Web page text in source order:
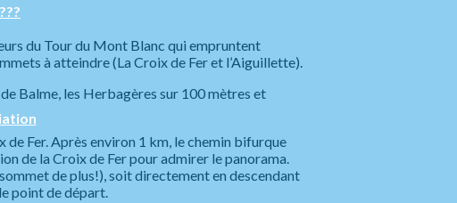
du Tour du Mont Blanc qui empruntent
à atteindre (La Croix de Fer et l’Aiguillette).
Balme, les Herbagères sur 100 mètres et
de Fer. Après environ 1 km, le chemin bifurque
de la Croix de Fer pour admirer le panorama.
de plus!), soit directement en descendant
point de départ.